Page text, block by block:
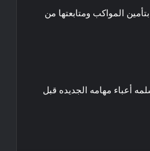
المواكب ومتابعتها من
عقب تسلمه أعباء مهامه الجديده قبل